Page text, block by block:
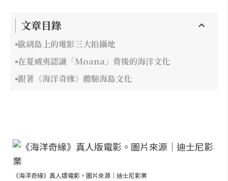
文章目錄
歐胡島上的電影三大拍攝地
在夏威夷認識「Moana」背後的海洋文化
跟著《海洋奇緣》體驗海島文化
《海洋奇緣》真人版電影。圖片來源｜迪士尼影業